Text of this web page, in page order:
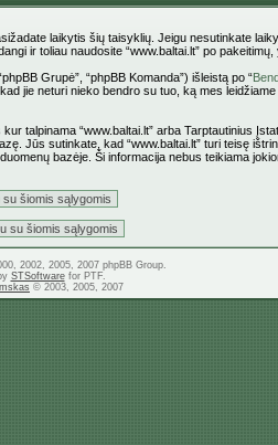
laikytis šių taisyklių. Jeigu nesutinkate
ir toliau naudosite “www.baltai.lt” po
Grupė”, “phpBB Komanda”) išleistą po “
jie neturi nieko bendro su tuo, ką mes
talpinama “www.baltai.lt” arba Tarptautinius
Jūs sutinkate, kad “www.baltai.lt” turi teisę
bazėje. Ši informacija nebus teikiama
2002, 2005, 2007 phpBB Group.
STSoftwarefor PTF.
© 2003, 2005, 2007